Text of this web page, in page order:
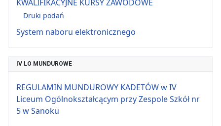
KWALIFIKACYJNE KURSY ZAWODOWE
Druki podań
System naboru elektronicznego
IV LO MUNDUROWE
REGULAMIN MUNDUROWY KADETÓW w IV
Liceum Ogólnokształcącym przy Zespole Szkół nr
5 w Sanoku